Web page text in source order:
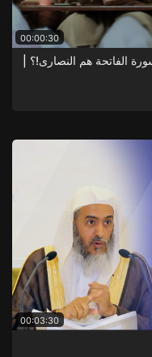
00:00:30
الفاتحة هم النصارى!؟ |
00:03:30